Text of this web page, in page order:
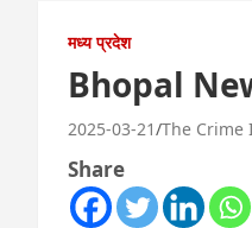
मध्य प्रदेश
Bhopal
2025-03-21 The Crime
Share